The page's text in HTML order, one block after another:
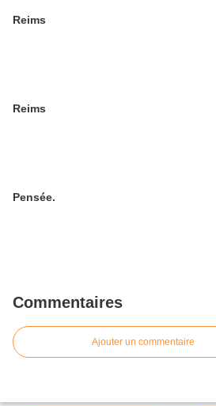
Reims
Reims
Pensée.
Commentaires
Ajouter un commentaire